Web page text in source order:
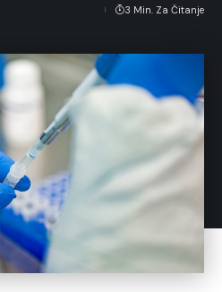
3 Min. Za Čitanje